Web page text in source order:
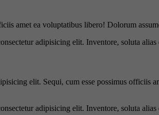
amet ea voluptatibus libero! Dolorum
adipisicing elit. Inventore, soluta
elit. Sequi, cum esse possimus officiis
adipisicing elit. Inventore, soluta